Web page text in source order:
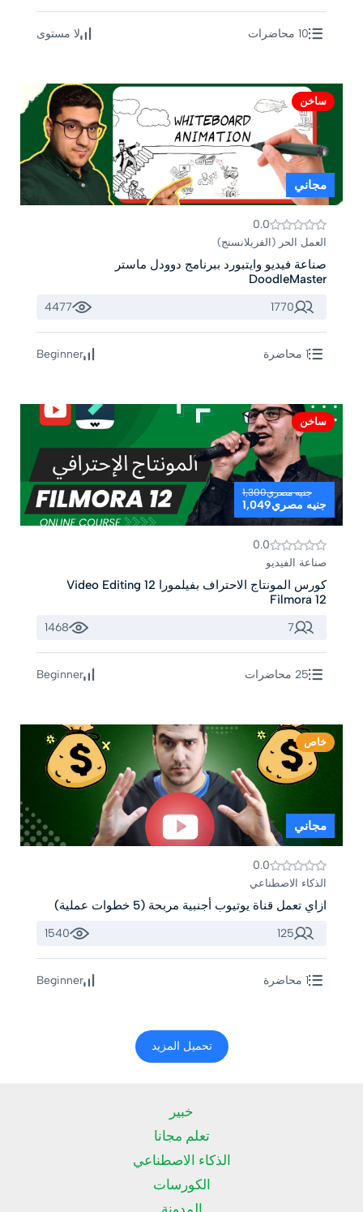
10 محاضرات لا مستوى
ساخن
مجاني
0.0
العمل الحر (الفريلانسنج)
صناعة فيديو وايتبورد ببرنامج دوودل ماستر
DoodleMaster
1770
4477
1 محاضرة Beginner
ساخن
جنيه مصري1,300
جنيه مصري1,049
0.0
صناعة الفيديو
كورس المونتاج الاحتراف بفيلمورا 12 Video Editing
Filmora 12
7
1468
25 محاضرات Beginner
خاص
مجاني
0.0
الذكاء الاصطناعي
ازاي تعمل قناة يوتيوب أجنبية مربحة (5 خطوات عملية)
125
1540
1 محاضرة Beginner
تحميل المزيد
خبير
تعلم مجانا
الذكاء الاصطناعي
الكورسات